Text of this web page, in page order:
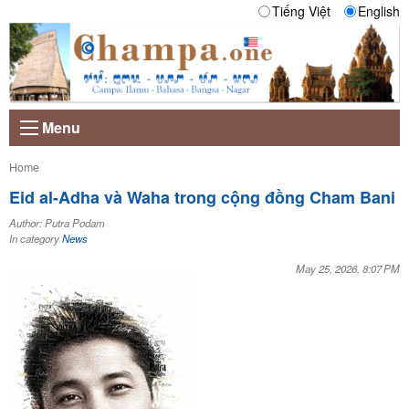
Tiếng Việt English
Menu
Current:
Home
Eid al-Adha và Waha trong cộng đồng Cham Bani
Author: Putra Podam
In categoryNews
May 25, 2026, 8:07 PM